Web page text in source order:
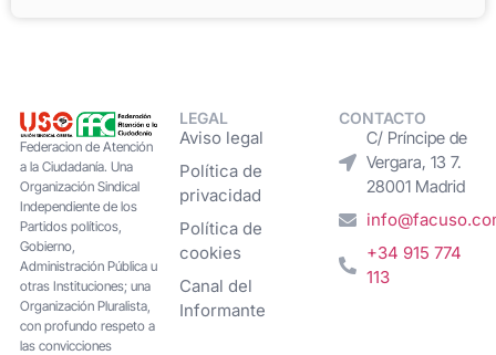
Federacion de Atención
a la Ciudadanía. Una
Organización Sindical
Independiente de los
Partidos políticos,
Gobierno,
Administración Pública u
otras Instituciones; una
Organización Pluralista,
con profundo respeto a
las convicciones
LEGAL
Aviso legal
Política de
privacidad
Política de
cookies
Canal del
Informante
CONTACTO
C/ Príncipe de
Vergara, 13 7.
28001 Madrid
+34 915 774
113